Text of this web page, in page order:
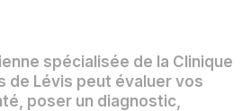
spécialisée de la Clinique
de Lévis peut évaluer vos
poser un diagnostic,